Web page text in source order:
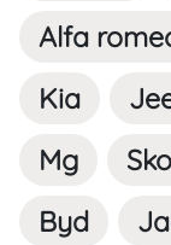
Alfa
Kia
Mg
Byd